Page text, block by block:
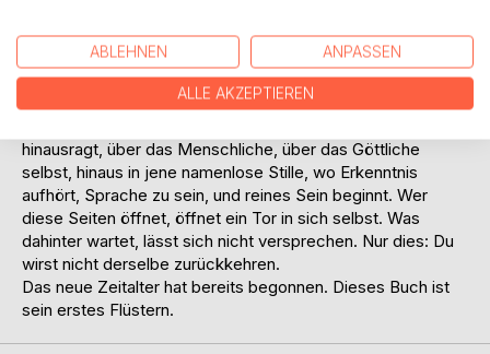
Gewohnheit fahren und das Unvermeidliche enthüllen: dass
alle Götter Schatten waren. Vorstufen. Fingerzeige auf
etwas, das weder benannt noch angebetet werden kann.
Das Übergöttliche ist das geheime Wort des neuen Äons.
hinausragt, über das Menschliche, über das Göttliche
selbst, hinaus in jene namenlose Stille, wo Erkenntnis
aufhört, Sprache zu sein, und reines Sein beginnt. Wer
diese Seiten öffnet, öffnet ein Tor in sich selbst. Was
dahinter wartet, lässt sich nicht versprechen. Nur dies: Du
wirst nicht derselbe zurückkehren.
Das neue Zeitalter hat bereits begonnen. Dieses Buch ist
sein erstes Flüstern.
ABLEHNEN ANPASSEN
ALLE AKZEPTIEREN